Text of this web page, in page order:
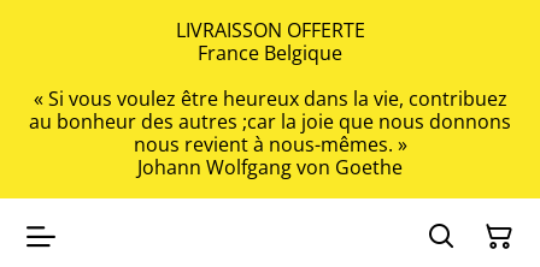
LIVRAISSON OFFERTE
France Belgique
« Si vous voulez être heureux dans la vie, contribuez
au bonheur des autres ;car la joie que nous donnons
nous revient à nous-mêmes. »
Johann Wolfgang von Goethe